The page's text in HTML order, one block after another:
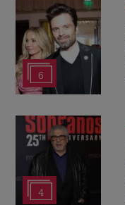
6
4